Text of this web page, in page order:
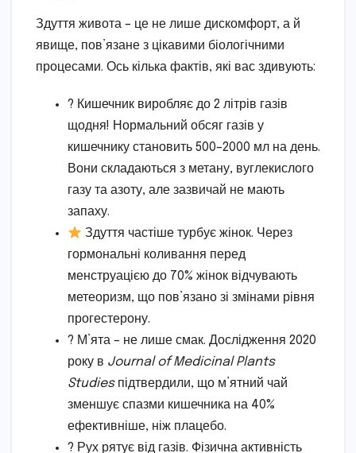
Здуття живота – це не лише дискомфорт, а й
явище, пов’язане з цікавими біологічними
процесами. Ось кілька фактів, які вас здивують:
? Кишечник виробляє до 2 літрів газів
щодня! Нормальний обсяг газів у
кишечнику становить 500–2000 мл на день.
Вони складаються з метану, вуглекислого
газу та азоту, але зазвичай не мають
запаху.
Здуття частіше турбує жінок. Через
гормональні коливання перед
менструацією до 70% жінок відчувають
метеоризм, що пов’язано зі змінами рівня
прогестерону.
? М’ята – не лише смак. Дослідження 2020
року в Journal of Medicinal Plants
Studiesпідтвердили, що м’ятний чай
зменшує спазми кишечника на 40%
ефективніше, ніж плацебо.
? Рух рятує від газів. Фізична активність